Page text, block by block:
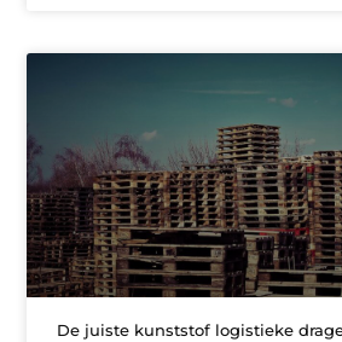
De juiste kunststof logistieke